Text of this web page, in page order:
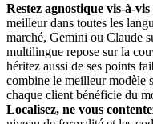
Restez agnostique vis-à-vis
meilleur dans toutes les
marché, Gemini ou Claude
multilingue repose sur la
héritez aussi de ses points
combine le meilleur modèle
chaque client bénéficie du
Localisez, ne vous